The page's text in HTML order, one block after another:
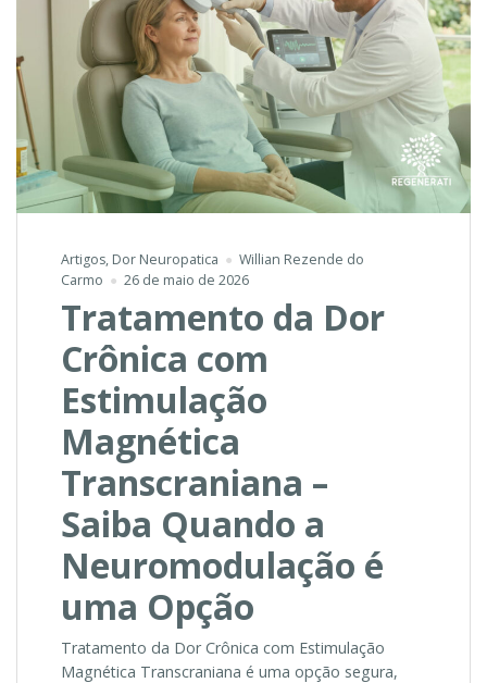
Artigos, Dor Neuropatica
Willian Rezende do
Carmo
26 de maio de 2026
Tratamento da Dor
Crônica com
Estimulação
Magnética
Transcraniana –
Saiba Quando a
Neuromodulação é
uma Opção
Tratamento da Dor Crônica com Estimulação
Magnética Transcraniana é uma opção segura,